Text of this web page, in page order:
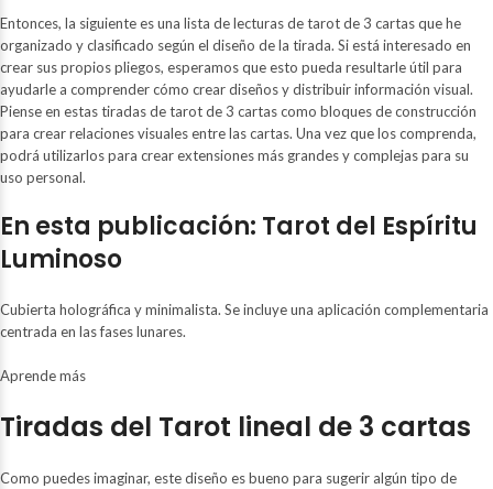
Entonces, la siguiente es una lista de lecturas de tarot de 3 cartas que he
organizado y clasificado según el diseño de la tirada. Si está interesado en
crear sus propios pliegos, esperamos que esto pueda resultarle útil para
ayudarle a comprender cómo crear diseños y distribuir información visual.
Piense en estas tiradas de tarot de 3 cartas como bloques de construcción
para crear relaciones visuales entre las cartas. Una vez que los comprenda,
podrá utilizarlos para crear extensiones más grandes y complejas para su
uso personal.
En esta publicación: Tarot del Espíritu
Luminoso
Cubierta holográfica y minimalista. Se incluye una aplicación complementaria
centrada en las fases lunares.
Aprende más
Tiradas del Tarot lineal de 3 cartas
Como puedes imaginar, este diseño es bueno para sugerir algún tipo de